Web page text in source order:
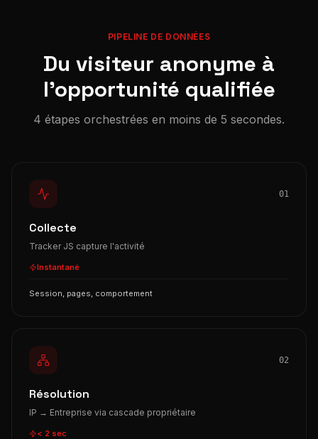
PIPELINE DE DONNÉES
Du visiteur anonyme à
l'opportunité qualifiée
4 étapes orchestrées en moins de 5 secondes.
01
Collecte
Tracker JS capture l'activité
Instantané
Session, pages, comportement
02
Résolution
IP → Entreprise via cascade propriétaire
< 2 sec